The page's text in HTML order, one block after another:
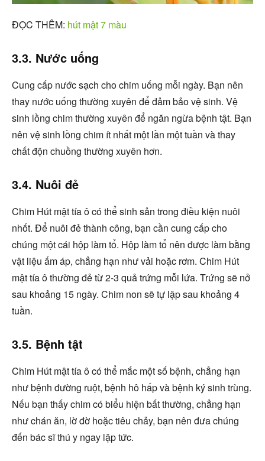
ĐỌC THÊM: hút mật 7 màu
3.3. Nước uống
Cung cấp nước sạch cho chim uống mỗi ngày. Bạn nên
thay nước uống thường xuyên để đảm bảo vệ sinh. Vệ
sinh lồng chim thường xuyên để ngăn ngừa bệnh tật. Bạn
nên vệ sinh lồng chim ít nhất một lần một tuần và thay
chất độn chuồng thường xuyên hơn.
3.4. Nuôi đẻ
Chim Hút mật tía ô có thể sinh sản trong điều kiện nuôi
nhốt. Để nuôi đẻ thành công, bạn cần cung cấp cho
chúng một cái hộp làm tổ. Hộp làm tổ nên được làm bằng
vật liệu ấm áp, chẳng hạn như vải hoặc rơm. Chim Hút
mật tía ô thường đẻ từ 2-3 quả trứng mỗi lứa. Trứng sẽ nở
sau khoảng 15 ngày. Chim non sẽ tự lập sau khoảng 4
tuần.
3.5. Bệnh tật
Chim Hút mật tía ô có thể mắc một số bệnh, chẳng hạn
như bệnh đường ruột, bệnh hô hấp và bệnh ký sinh trùng.
Nếu bạn thấy chim có biểu hiện bất thường, chẳng hạn
như chán ăn, lờ đờ hoặc tiêu chảy, bạn nên đưa chúng
đến bác sĩ thú y ngay lập tức.